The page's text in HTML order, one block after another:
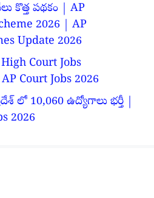
కొత్త పథకం | AP
2026 | AP
Update 2026
Court Jobs
Court Jobs 2026
లో 10,060 ఉద్యోగాలు భర్తీ |
2026